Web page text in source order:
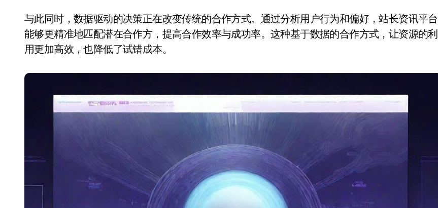
与此同时，数据驱动的决策正在改变传统的合作方式。通过分析用户行为和偏好，站长资讯平台
能够更精准地匹配潜在合作方，提高合作效率与成功率。这种基于数据的合作方式，让资源的利
用更加高效，也降低了试错成本。